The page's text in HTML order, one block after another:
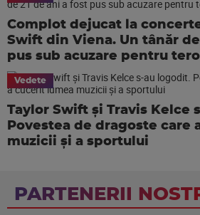
Complot dejucat la
Swift din Viena. Un tânăr
pus sub acuzare pentru
Vedete
Taylor Swift și Travis Kelce
Povestea de dragoste care
muzicii și a sportului
PARTENERII